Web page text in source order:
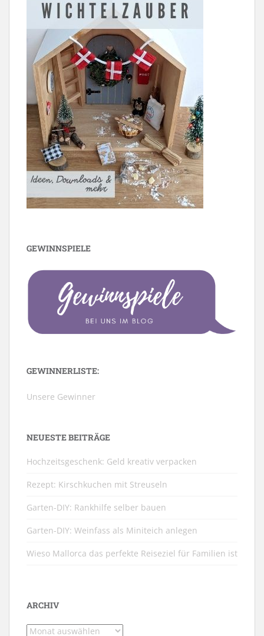
GEWINNSPIELE
GEWINNERLISTE:
Unsere Gewinner
NEUESTE BEITRÄGE
Hochzeitsgeschenk: Geld kreativ verpacken
Rezept: Kirschkuchen mit Streuseln
Garten-DIY: Rankhilfe selber bauen
Garten-DIY: Weinfass als Miniteich anlegen
Wieso Mallorca das perfekte Reiseziel für Familien ist
ARCHIV
Archiv